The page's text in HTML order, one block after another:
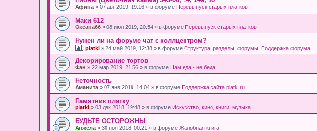
Афина » 07 авг 2019, 19:16 » в форуме Перевыпуск старых платков
Маки 612
Оксана66 » 08 июл 2019, 20:54 » в форуме Перевыпуск старых платков
Нужен ли на форуме чат с коллцентром?
platki » 24 май 2019, 12:38 » в форуме Структура: разделы, форумы. Поддержка форума
Декорирование тортов
Фан » 22 мар 2019, 21:56 » в форуме Нам еда - не беда!
Неточность
Аманита » 07 янв 2019, 14:04 » в форуме Поддержка сайта platki.ru
Памятник платку
platki » 03 дек 2018, 19:48 » в форуме Искусство, кино, книги, музыка.
БУДЬТЕ ОСТОРОЖНЫ
Анжела » 30 ноя 2018, 00:21 » в форуме Жалобная книга